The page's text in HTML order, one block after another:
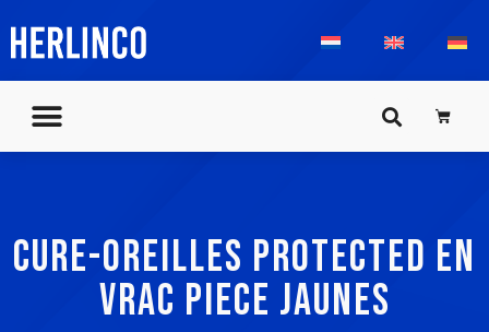
CURE-OREILLES PROTECTED EN
VRAC PIECE JAUNES